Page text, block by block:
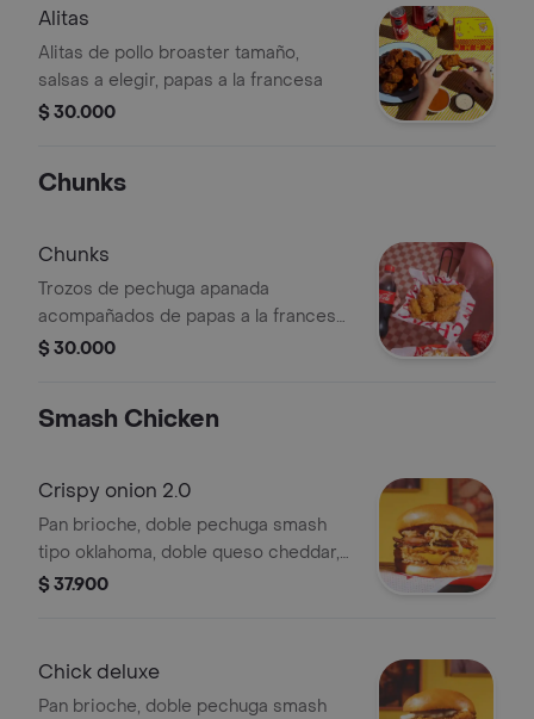
Alitas
Alitas de pollo broaster tamaño,
salsas a elegir, papas a la francesa
$ 30.000
Chunks
Chunks
Trozos de pechuga apanada
acompañados de papas a la francesa,
bañados en salsa (tamaño y salsa a
$ 30.000
Smash Chicken
Crispy onion 2.0
Pan brioche, doble pechuga smash
tipo oklahoma, doble queso cheddar,
tocienta ahumada, cebolla crispy,
francesa.
$ 37.900
Chick deluxe
Pan brioche, doble pechuga smash